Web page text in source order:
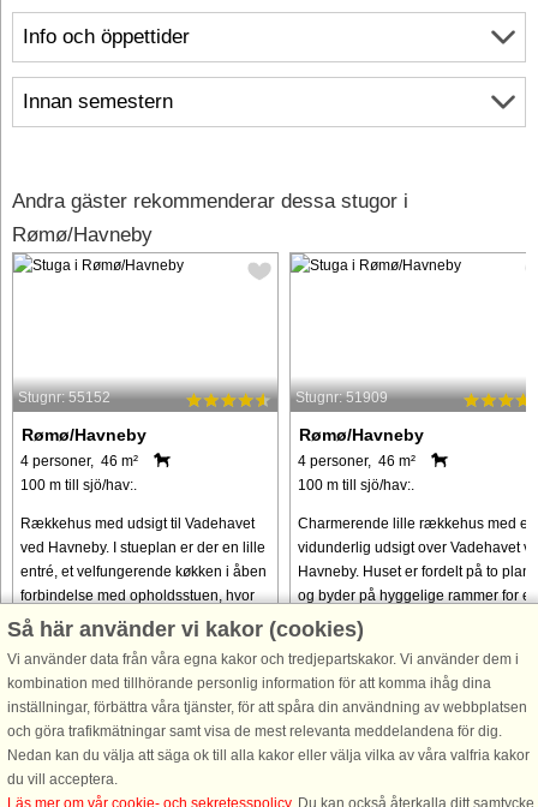
Info och öppettider
Innan semestern
Andra gäster rekommenderar dessa stugor i
Rømø/Havneby
Stugnr: 55152
Rømø/Havneby
4 personer, 46 m²
100 m till sjö/hav:.
Rækkehus med udsigt til Vadehavet
ved Havneby. I stueplan er der en lille
entré, et velfungerende køkken i åben
forbindelse med opholdsstuen, hvor
sofaen kan redes op to personer, samt
från 3.316 SEK
Stugnr: 51909
Rømø/Havneby
4 personer, 46 m²
100 m till sjö/hav:.
Charmerende lille rækkehus med en
vidunderlig udsigt over Vadehavet
Havneby. Huset er fordelt på to plan
og byder på hyggelige rammer for en
ferie tæt på naturen. I stueplan
kommer du gennem en lille ...
från 3.312 SEK
Så här använder vi kakor (cookies)
Vi använder data från våra egna kakor och tredjepartskakor. Vi använder dem i
kombination med tillhörande personlig information för att komma ihåg dina
inställningar, förbättra våra tjänster, för att spåra din användning av webbplatsen
och göra trafikmätningar samt visa de mest relevanta meddelandena för dig.
Nedan kan du välja att säga ok till alla kakor eller välja vilka av våra valfria kakor
du vill acceptera.
Läs mer om vår cookie- och sekretesspolicy. Du kan också återkalla ditt samtycke